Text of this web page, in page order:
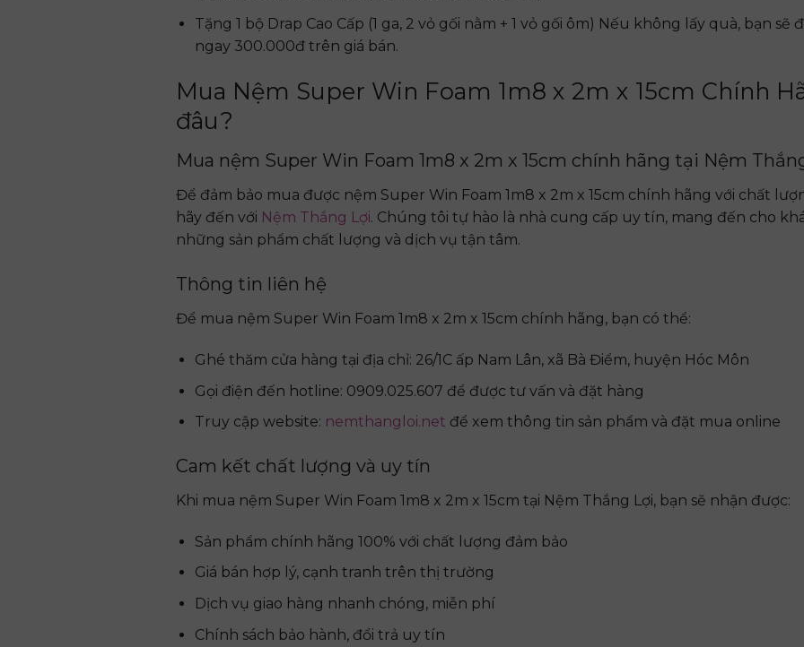
Tặng 1 bộ Drap Cao Cấp (1 ga, 2 vỏ gối nằm + 1 vỏ gối ôm) Nếu không lấy quà, bạn sẽ
ngay 300.000đ trên giá bán.
Mua Nệm Super Win Foam 1m8 x 2m x 15cm Chính
đâu?
Mua nệm Super Win Foam 1m8 x 2m x 15cm chính hãng tại Nệm
Để đảm bảo mua được nệm Super Win Foam 1m8 x 2m x 15cm chính hãng với chất
hãy đến với Nệm Thắng Lợi. Chúng tôi tự hào là nhà cung cấp uy tín, mang đến cho
những sản phẩm chất lượng và dịch vụ tận tâm.
Thông tin liên hệ
Để mua nệm Super Win Foam 1m8 x 2m x 15cm chính hãng, bạn có thể:
Ghé thăm cửa hàng tại địa chỉ: 26/1C ấp Nam Lân, xã Bà Điểm, huyện Hóc Môn
Gọi điện đến hotline: 0909.025.607 để được tư vấn và đặt hàng
Truy cập website: nemthangloi.net để xem thông tin sản phẩm và đặt mua online
Cam kết chất lượng và uy tín
Khi mua nệm Super Win Foam 1m8 x 2m x 15cm tại Nệm Thắng Lợi, bạn sẽ nhận được:
Sản phẩm chính hãng 100% với chất lượng đảm bảo
Giá bán hợp lý, cạnh tranh trên thị trường
Dịch vụ giao hàng nhanh chóng, miễn phí
Chính sách bảo hành, đổi trả uy tín